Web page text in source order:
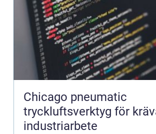
Chicago pneumatic
tryckluftsverktyg för
industriarbete